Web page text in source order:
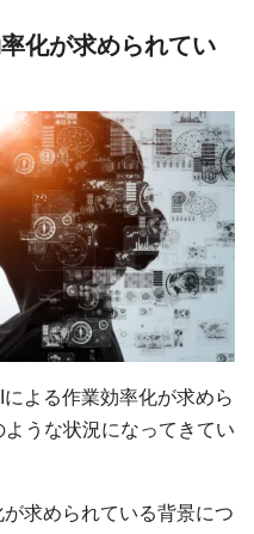
化が求められてい
よる作業効率化が求めら
うな状況になってきてい
求められている背景につ